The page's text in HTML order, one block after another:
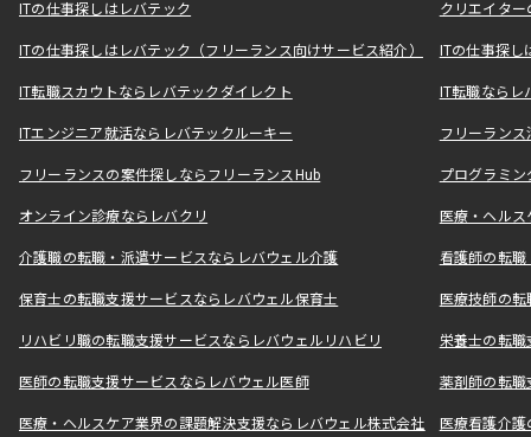
ITの仕事探しはレバテック クリエイタ
ITの仕事探しはレバテック（フリーランス向けサービス紹介） ITの仕事探
IT転職スカウトならレバテックダイレクト IT転職なら
ITエンジニア就活ならレバテックルーキー フリーラン
フリーランスの案件探しならフリーランスHub プログラミ
オンライン診療ならレバクリ 医療・ヘル
介護職の転職・派遣サービスならレバウェル介護 看護師の転
保育士の転職支援サービスならレバウェル保育士 医療技師の
リハビリ職の転職支援サービスならレバウェルリハビリ 栄養士の転
医師の転職支援サービスならレバウェル医師 薬剤師の転
医療・ヘルスケア業界の課題解決支援ならレバウェル株式会社 医療看護介